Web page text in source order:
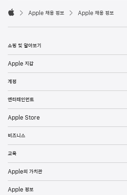
o
e

p
l
Apple 채용 정보 Apple 채용 정보
쇼핑 및 알아보기
Apple 지갑
계정
엔터테인먼트
Apple Store
비즈니스
교육
Apple의 가치관
Apple 정보